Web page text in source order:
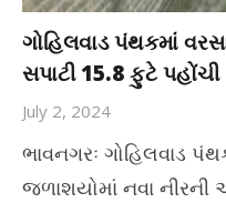
ગોહિલવાડ પંથકમાં
સપાટી 15.8 ફુટે પહોંચી
July 2, 2024
ભાવનગરઃ ગોહિલવાડ
જળાશયોમાં નવા